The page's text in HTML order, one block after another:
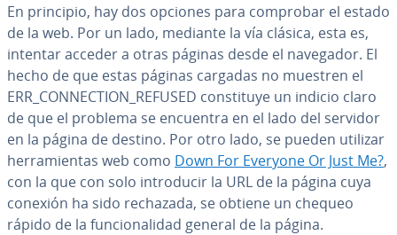
En principio, hay dos opciones para comprobar el estado
de la web. Por un lado, mediante la vía clásica, esta es,
intentar acceder a otras páginas desde el navegador. El
hecho de que estas páginas cargadas no muestren el
ERR_CO­N­NE­C­TION_REFUSED co­n­s­ti­tu­ye un indicio claro
de que el problema se encuentra en el lado del servidor
en la página de destino. Por otro lado, se pueden utilizar
he­rra­mie­n­tas web como Down For Everyone Or Just Me?,
con la que con solo in­tro­du­cir la URL de la página cuya
conexión ha sido rechazada, se obtiene un chequeo
rápido de la fu­n­cio­na­li­dad general de la página.